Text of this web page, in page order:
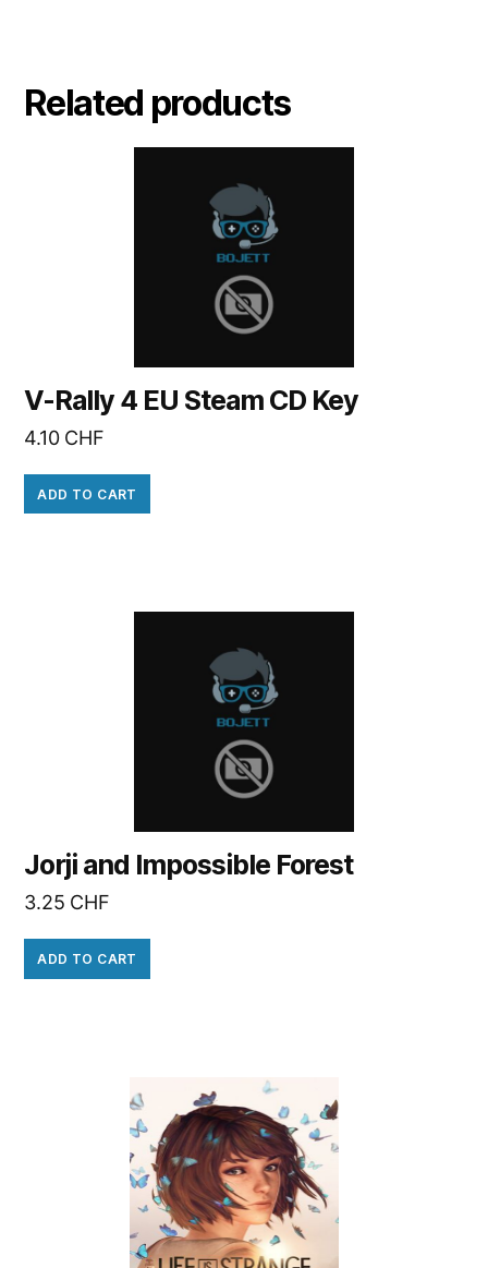
Related products
V-Rally 4 EU Steam CD Key
4.10 CHF
ADD TO CART
Jorji and Impossible Forest
3.25 CHF
ADD TO CART